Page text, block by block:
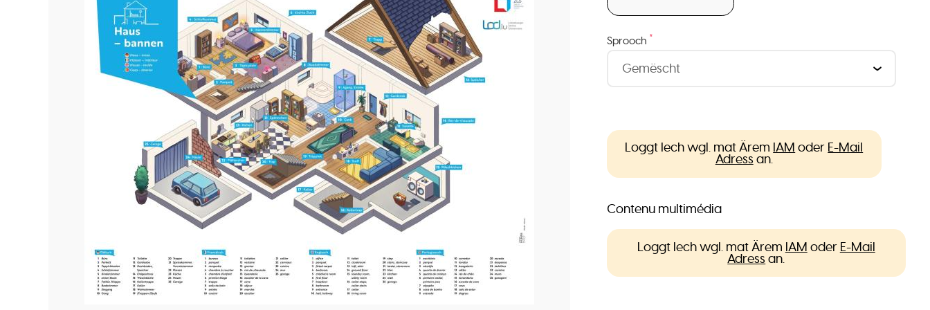
Sprooch *
Loggt Iech wgl. mat Ärem IAM oder E-Mail
Adress an.
Contenu multimédia
Loggt Iech wgl. mat Ärem IAM oder E-Mail
Adress an.